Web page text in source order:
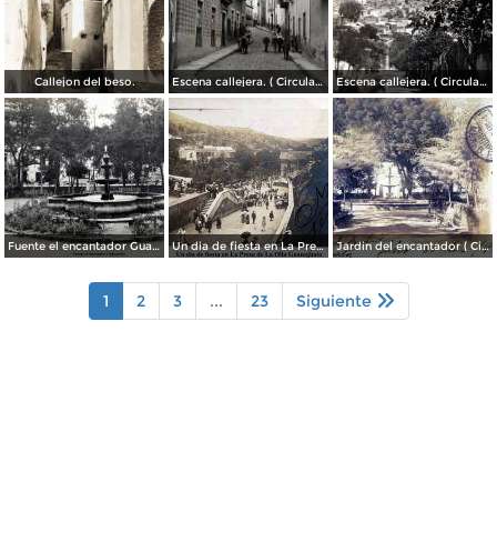
Callejon del beso. Escena callejera. ( Circulada el 13 de Mayo de 1941 ). Escena callejera. ( Circulada el 14 de Diciembre de 1930 ).
Fuente el encantador Guanajuato. Un dia de fiesta en La Presa de La Olla Guanajuato ( Circulada el 9 de Agosto de 1905 ). Jardin del encantador ( Circulada el 30 de Julio de 1905 ).
1 2 3 ... 23 Siguiente